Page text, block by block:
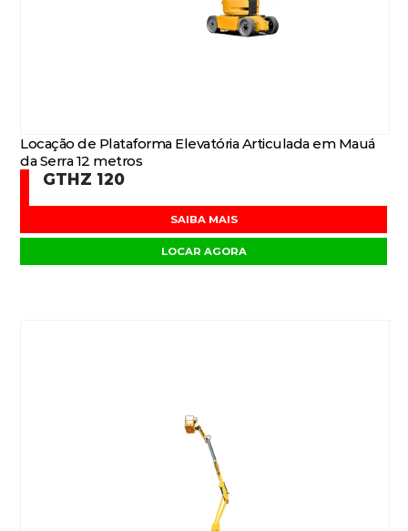
Locação de Plataforma Elevatória Articulada em Mauá
da Serra 12 metros
GTHZ 120
SAIBA MAIS
LOCAR AGORA